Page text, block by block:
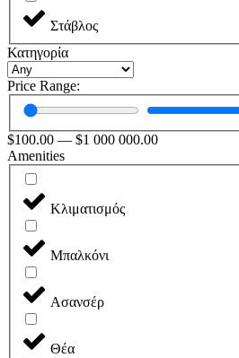
Στάβλος
Κατηγορία
Price Range:
$100.00 — $1 000 000.00
Amenities
Κλιματισμός
Μπαλκόνι
Ασανσέρ
Θέα